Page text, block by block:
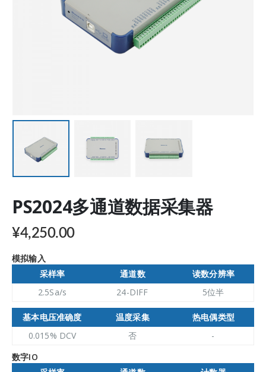
PS2024多通道数据采集器
¥4,250.00
模拟输入
采样率
通道数
读数分辨率
2.5Sa/s
24-DIFF 5位半
基本电压准确度 温度采集
热电偶类型
0.015% DCV
否
-
数字IO